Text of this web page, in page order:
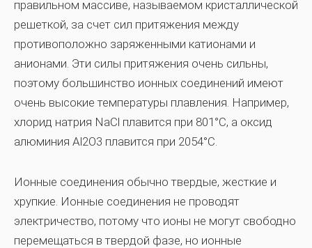
правильном массиве, называемом кристаллической
решеткой, за счет сил притяжения между
противоположно заряженными катионами и
анионами. Эти силы притяжения очень сильны,
поэтому большинство ионных соединений имеют
очень высокие температуры плавления. Например,
хлорид натрия NaCl плавится при 801°C, а оксид
алюминия Al2O3 плавится при 2054°C.
Ионные соединения обычно твердые, жесткие и
хрупкие. Ионные соединения не проводят
электричество, потому что ионы не могут свободно
перемещаться в твердой фазе, но ионные